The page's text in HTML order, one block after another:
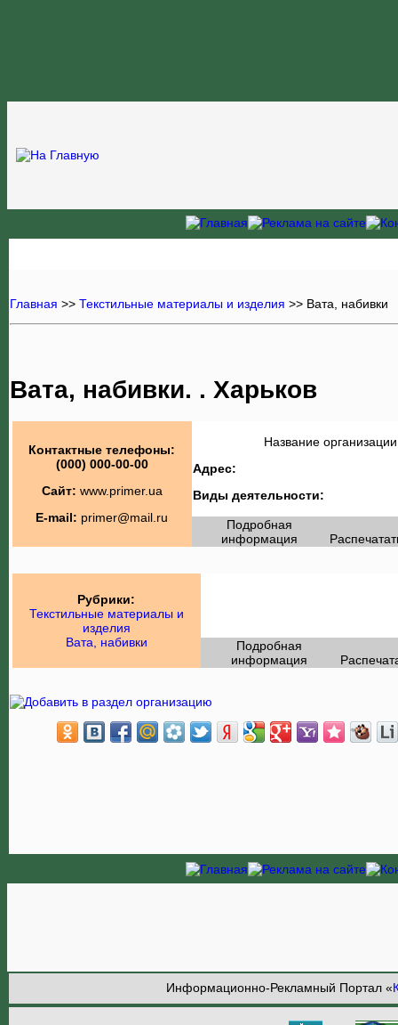
Главная >> Текстильные материалы и изделия >> Вата, набивки
Вата, набивки. . Харьков
Контактные телефоны:
(000) 000-00-00
Сайт: www.primer.ua
E-mail: primer@mail.ru
Название организации
Адрес:
Виды деятельности:
Подробная
информация
Рубрики:
Текстильные материалы и
изделия
Вата, набивки
Подробная
информация
Информационно-Рекламный Портал «